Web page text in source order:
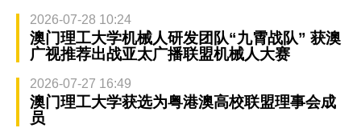
2026-07-28 10:24
澳门理工大学机械人研发团队“九霄战队” 获澳
广视推荐出战亚太广播联盟机械人大赛
2026-07-27 16:49
澳门理工大学获选为粤港澳高校联盟理事会成
员